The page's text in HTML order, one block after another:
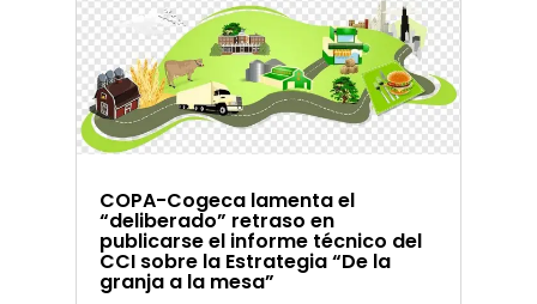
COPA-Cogeca lamenta el
“deliberado” retraso en
publicarse el informe técnico del
CCI sobre la Estrategia “De la
granja a la mesa”